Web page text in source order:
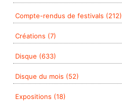
Compte-rendus de festivals (212)
Créations (7)
Disque (633)
Disque du mois (52)
Expositions (18)